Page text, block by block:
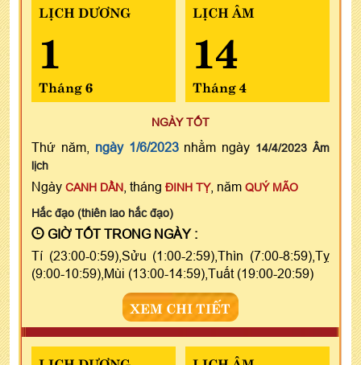
LỊCH DƯƠNG
1
Tháng 6
LỊCH ÂM
14
Tháng 4
NGÀY TỐT
Thứ năm, ngày 1/6/2023nhằm ngày 14/4/2023 Âm
lịch
Ngày CANH DẦN , tháng ĐINH TỴ, năm QUÝ MÃO
Hắc đạo (thiên lao hắc đạo)
GIỜ TỐT TRONG NGÀY :
Tí (23:00-0:59),Sửu (1:00-2:59),Thìn (7:00-8:59),Tỵ
(9:00-10:59),Mùi (13:00-14:59),Tuất (19:00-20:59)
XEM CHI TIẾT